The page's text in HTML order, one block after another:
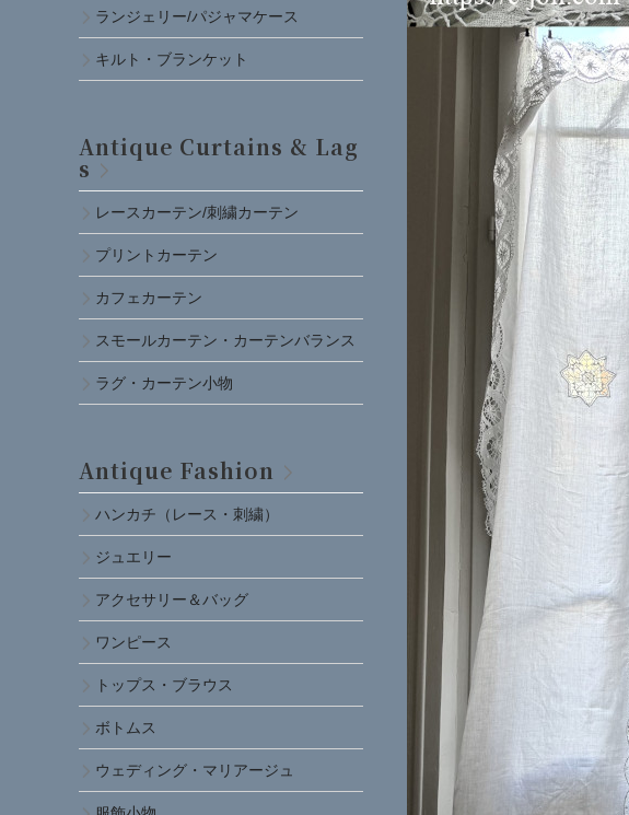
ランジェリー/パジャマケース
キルト・ブランケット
Antique Curtains & Lag
s
レースカーテン/刺繍カーテン
プリントカーテン
カフェカーテン
スモールカーテン・カーテンバランス
ラグ・カーテン小物
Antique Fashion
ハンカチ（レース・刺繍）
ジュエリー
アクセサリー＆バッグ
ワンピース
トップス・ブラウス
ボトムス
ウェディング・マリアージュ